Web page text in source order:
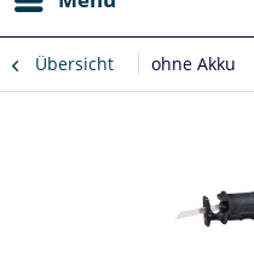
Übersicht ohne Akku